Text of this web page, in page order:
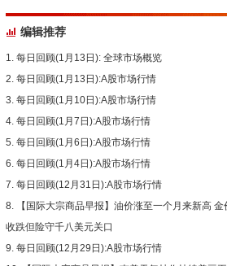
编辑推荐
每日回顾(1月13日): 全球市场概览
每日回顾(1月13日):A股市场行情
每日回顾(1月10日):A股市场行情
每日回顾(1月7日):A股市场行情
每日回顾(1月6日):A股市场行情
每日回顾(1月4日):A股市场行情
每日回顾(12月31日):A股市场行情
【国际大宗商品早报】油价涨至一个月来新高 金
收跌但险守千八美元关口
每日回顾(12月29日):A股市场行情